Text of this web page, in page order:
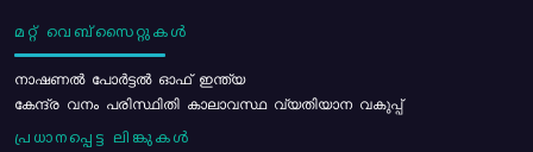
മറ്റ് വെബ്സൈറ്റുകൾ
നാഷണൽ പോർട്ടൽ ഓഫ് ഇന്ത്യ
കേന്ദ്ര വനം പരിസ്ഥിതി കാലാവസ്ഥ വ്യതിയാന വകുപ്പ്
പ്രധാനപ്പെട്ട ലിങ്കുകൾ